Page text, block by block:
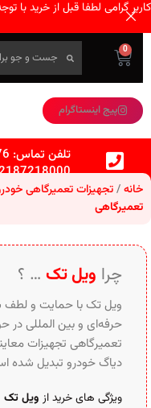
0
پیج اینستاگرام
تلفن تماس:
خانه تجهیزات تعمیرگاهی
تعمیرگاهی
چرا ویل تک … ؟
ویل تک با حمایت و لطف
حرفه‌ای و بین‌ المللی در
تعمیرگاهی تجهیزات
دیاگ خودرو تبدیل شده
ویژگی های خرید از ویل تک
کاربر گرامی لطفا قبل از خرید با